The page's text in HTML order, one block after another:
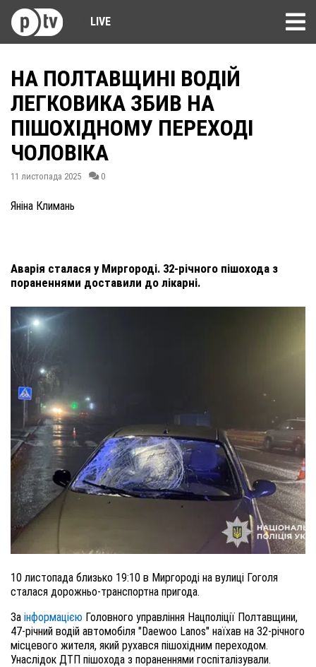
LIVE
НА ПОЛТАВЩИНІ ВОДІЙ
ЛЕГКОВИКА ЗБИВ НА
ПІШОХІДНОМУ ПЕРЕХОДІ
ЧОЛОВІКА
11 листопада 2025 0
Яніна Климань
Аварія сталася у Миргороді. 32-річного пішохода з
пораненнями доставили до лікарні.
10 листопада близько 19:10 в Миргороді на вулиці Гоголя
сталася дорожньо-транспортна пригода.
За інформацією Головного управління Нацполіції Полтавщини,
47-річний водій автомобіля "Daewoo Lanos" наїхав на 32-річного
місцевого жителя, який рухався пішохідним переходом.
Унаслідок ДТП пішохода з пораненнями госпіталізували.